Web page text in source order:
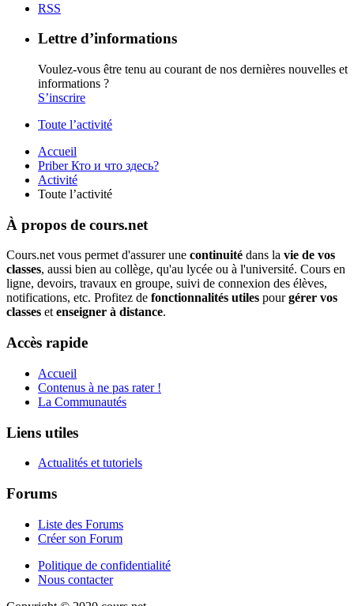
RSS
Lettre d’informations
Voulez-vous être tenu au courant de nos dernières nouvelles et
informations ?
S’inscrire
Toute l’activité
Accueil
Priber Кто и что здесь?
Activité
Toute l’activité
À propos de cours.net
Cours.net vous permet d'assurer une continuité dans la vie de vos
classes, aussi bien au collège, qu'au lycée ou à l'université. Cours en
ligne, devoirs, travaux en groupe, suivi de connexion des élèves,
notifications, etc. Profitez de fonctionnalités utiles pourgérer vos
classes etenseigner à distance.
Accès rapide
Accueil
Contenus à ne pas rater !
La Communautés
Liens utiles
Actualités et tutoriels
Forums
Liste des Forums
Créer son Forum
Politique de confidentialité
Nous contacter